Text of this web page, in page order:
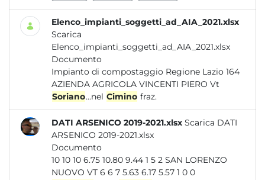
Elenco_impianti_soggetti_ad_AIA_2021.xlsx
Scarica
Elenco_impianti_soggetti_ad_AIA_2021.xlsx
Documento
Impianto di compostaggio Regione Lazio 164
AZIENDA AGRICOLA VINCENTI PIERO Vt
Soriano...nel Cimino fraz.
DATI ARSENICO 2019-2021.xlsx Scarica DATI
ARSENICO 2019-2021.xlsx
Documento
10 10 10 6.75 10.80 9.44 1 5 2 SAN LORENZO
NUOVO VT 6 6 7 5.63 6.17 5.57 1 0 0